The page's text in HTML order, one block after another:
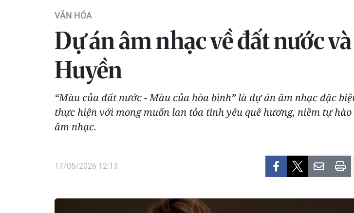
VĂN HÓA
Dự án âm nhạc về đất nước
Huyền
“Màu của đất nước - Màu của hòa bình” là dự án âm nhạc đặc
thực hiện với mong muốn lan tỏa tình yêu quê hương, niềm tự
âm nhạc.
17/05/2026 12:13